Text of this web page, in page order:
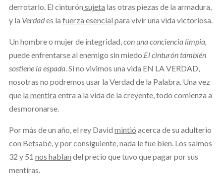
derrotarlo. El cinturón sujeta las otras piezas de la armadura,
y la Verdades la fuerza esencial para vivir una vida victoriosa.
Un hombre o mujer de integridad,con una conciencia limpia,
puede enfrentarse al enemigo sin miedo.El cinturón también
sostiene la espada. Si no vivimos una vida EN LA VERDAD,
nosotras no podremos usar la Verdad de la Palabra. Una vez
que la mentira entra a la vida de la creyente, todo comienza a
desmoronarse.
Por más de un año, el rey David mintió acerca de su adulterio
con Betsabé, y por consiguiente, nada le fue bien. Los salmos
32 y 51 nos hablan del precio que tuvo que pagar por sus
mentiras.